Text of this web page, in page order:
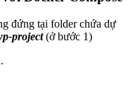
đứng tại folder chứa dự
project(ở bước 1)